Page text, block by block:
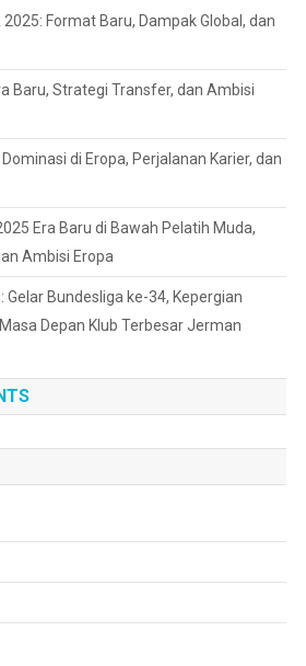
2025: Format Baru, Dampak Global, dan
Baru, Strategi Transfer, dan Ambisi
di Eropa, Perjalanan Karier, dan
Era Baru di Bawah Pelatih Muda,
Ambisi Eropa
Gelar Bundesliga ke-34, Kepergian
Depan Klub Terbesar Jerman